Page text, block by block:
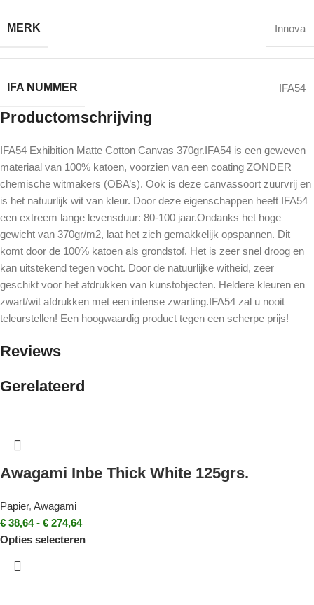
MERK Innova
IFA NUMMER IFA54
Productomschrijving
IFA54 Exhibition Matte Cotton Canvas 370gr.IFA54 is een geweven
materiaal van 100% katoen, voorzien van een coating ZONDER
chemische witmakers (OBA’s). Ook is deze canvassoort zuurvrij en
is het natuurlijk wit van kleur. Door deze eigenschappen heeft IFA54
een extreem lange levensduur: 80-100 jaar.Ondanks het hoge
gewicht van 370gr/m2, laat het zich gemakkelijk opspannen. Dit
komt door de 100% katoen als grondstof. Het is zeer snel droog en
kan uitstekend tegen vocht. Door de natuurlijke witheid, zeer
geschikt voor het afdrukken van kunstobjecten. Heldere kleuren en
zwart/wit afdrukken met een intense zwarting.IFA54 zal u nooit
teleurstellen! Een hoogwaardig product tegen een scherpe prijs!
Reviews
Gerelateerd
Awagami Inbe Thick White 125grs.
Papier, Awagami
€ 38,64 - € 274,64
Opties selecteren